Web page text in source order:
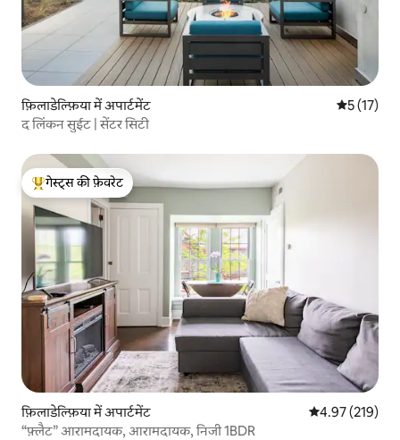
फ़िलाडेल्फ़िया में अपार्टमेंट औसत रेटिंग
5 (17)
द लिंकन सुईट | सेंटर सिटी
गेस्ट्स का टॉप फ़ेवरेट
गेस्ट्स की फ़ेवरेट
फ़िलाडेल्फ़िया में अपार्टमेंट औसत रेटिंग 5 में से
4.97 (219)
“फ़्लैट” आरामदायक, आरामदायक, निजी 1BDR